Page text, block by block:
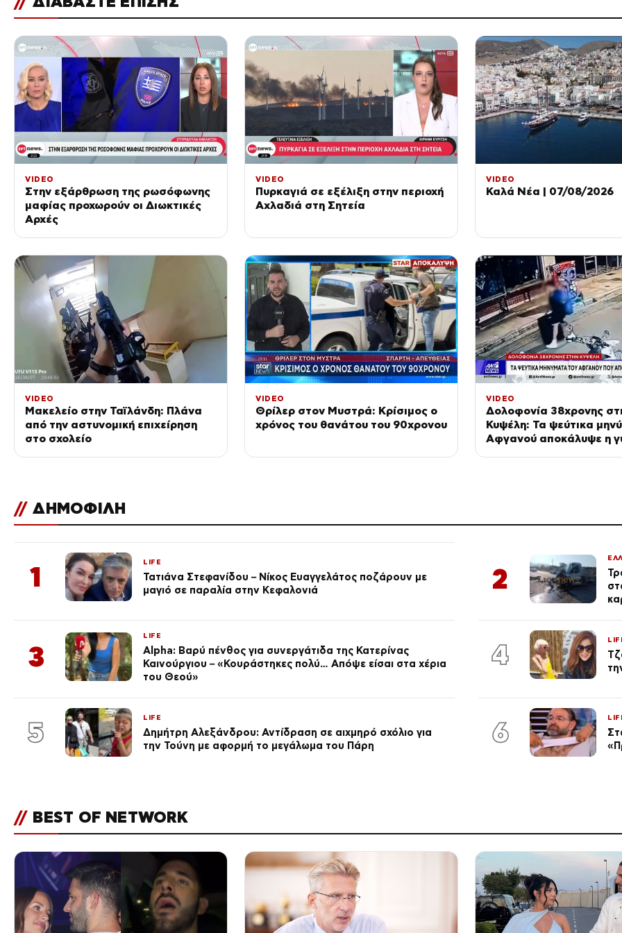
VIDEO
Στην εξάρθρωση της ρωσόφωνης
μαφίας προχωρούν οι Διωκτικές
Αρχές
VIDEO
Πυρκαγιά σε εξέλιξη στην περιοχή
Αχλαδιά στη Σητεία
VIDEO
Καλά Νέα | 07/08/2026
VIDEO
Μακελείο στην Ταϊλάνδη: Πλάνα
από την αστυνομική επιχείρηση
στο σχολείο
VIDEO
Θρίλερ στον Μυστρά: Κρίσιμος ο
χρόνος του θανάτου του 90χρονου
VIDEO
Δολοφονία 38χρονης
Κυψέλη: Τα ψεύτικα
Αφγανού αποκάλυψε η
// ΔΗΜΟΦΙΛΗ
1 LIFE
Τατιάνα Στεφανίδου – Νίκος Ευαγγελάτος ποζάρουν με
μαγιό σε παραλία στην Κεφαλονιά
2
3
LIFE
Alpha: Βαρύ πένθος για συνεργάτιδα της Κατερίνας
Καινούργιου – «Κουράστηκες πολύ… Απόψε είσαι στα χέρια
του Θεού»
4
5 LIFE
Δημήτρη Αλεξάνδρου: Αντίδραση σε αιχμηρό σχόλιο για
την Τούνη με αφορμή το μεγάλωμα του Πάρη
6
// BEST OF NETWORK